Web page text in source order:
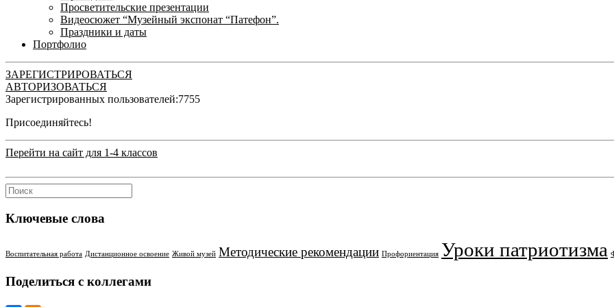
Просветительские презентации
Видеосюжет “Музейный экспонат “Патефон”.
Праздники и даты
Портфолио
ЗАРЕГИСТРИРОВАТЬСЯ
АВТОРИЗОВАТЬСЯ
Зарегистрированных пользователей:7755
Присоединяйтесь!
Перейти на сайт для 1-4 классов
Ключевые слова
Воспитательная работа Дистанционное освоение Живой музей Методические рекомендации Профориентация Уроки патриотизма
Поделиться с коллегами